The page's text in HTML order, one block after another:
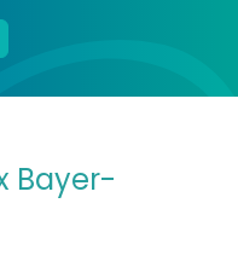
Bayer-